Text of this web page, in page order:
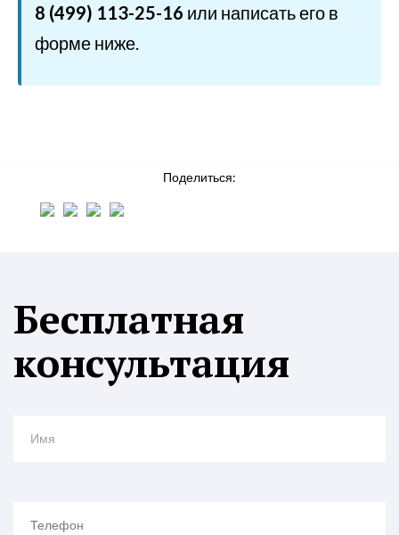
8 (499) 113-25-16 или написать его в
форме ниже.
Поделиться:
Бесплатная
консультация
Имя